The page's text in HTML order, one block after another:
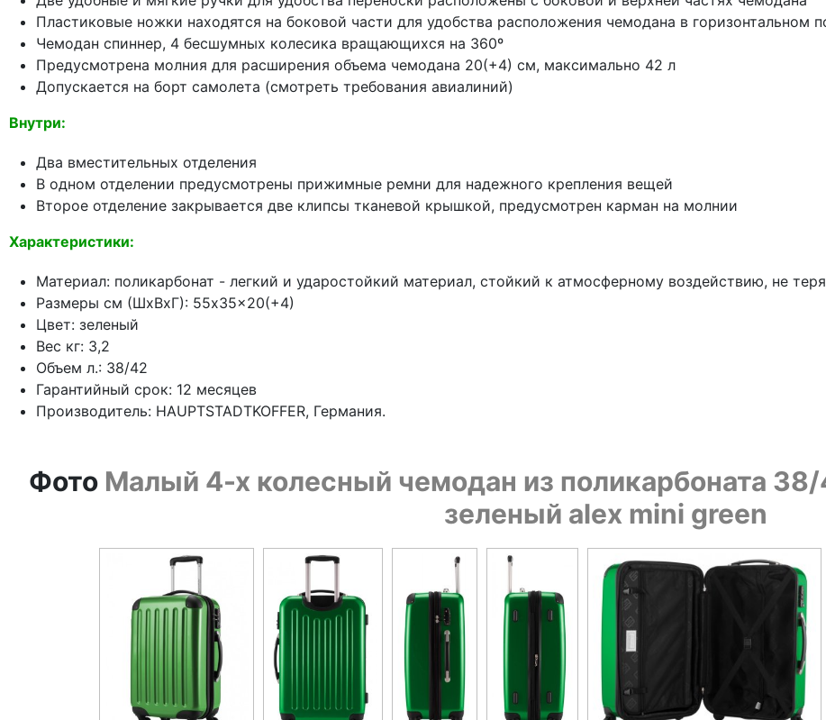
Пластиковые ножки находятся на боковой части для удобства расположения чемодана в горизонтальном
Чемодан спиннер, 4 бесшумных колесика вращающихся на 360º
Предусмотрена молния для расширения объема чемодана 20(+4) см, максимально 42 л
Допускается на борт самолета (смотреть требования авиалиний)
Внутри:
Два вместительных отделения
В одном отделении предусмотрены прижимные ремни для надежного крепления вещей
Второе отделение закрывается две клипсы тканевой крышкой, предусмотрен карман на молнии
Характеристики:
Материал: поликарбонат - легкий и ударостойкий материал, стойкий к атмосферному воздействию, не
Размеры см (ШхВхГ): 55x35x20(+4)
Цвет: зеленый
Вес кг: 3,2
Объем л.: 38/42
Гарантийный срок: 12 месяцев
Производитель: HAUPTSTADTKOFFER, Германия.
Фото Малый 4-х колесный чемодан из поликарбоната 38/
зеленый alex mini green